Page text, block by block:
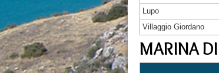
Lupo
Villaggio Giordano
MARINA